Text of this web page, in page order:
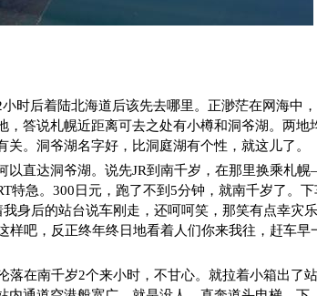
时后着陆北海道后该先去哪里。正渺茫在网海中
，答说札幌近距离可去之处有小樽和洞爷湖。两地
。洞爷湖名字好，比洞庭湖有个性，就这儿了。
以直达洞爷湖。说先JR到南千岁，在那里换乘札
特急。300日元，跑了不到5分钟，就南千岁了。
身后的站台说车刚走，还呵呵笑，那笑有点幸灾
样吧，反正终年终日地看着人们你来我往，赶车早
落在南千岁2个来小时，不甘心。就拉着小箱出了